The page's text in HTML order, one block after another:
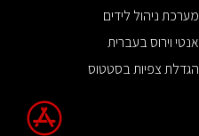
מערכת ניהול לידים
אנטי וירוס בעברית
הגדלת צפיות בסטטוס